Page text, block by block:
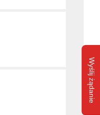
Wyślij żądanie